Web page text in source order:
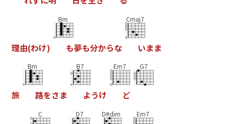
理由(わけ)
Bm
も夢も分からな
Cmaj7
いまま
旅
Bm
路をさま
B7
ようけ
Em7
ど
G7
C D7 D#dim Em7